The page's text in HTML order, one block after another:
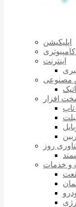
اپلیکیشن
اینترنت
مصنوعی
افزار
روز
و خدمات